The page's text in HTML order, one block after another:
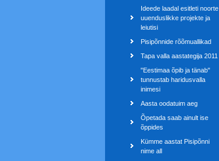
Ideede laadal esitleti noorte
uuenduslikke projekte ja
leiutisi
Pisipõnnide rõõmuallikad
Tapa valla aastategija 2011
"Eestimaa õpib ja tänab"
tunnustab haridusvalla
inimesi
Aasta oodatuim aeg
Õpetada saab ainult ise
õppides
Kümme aastat Pisipõnni
nime all